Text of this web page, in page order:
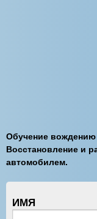
Обучение
Восстановление и
автомобилем.
ИМЯ